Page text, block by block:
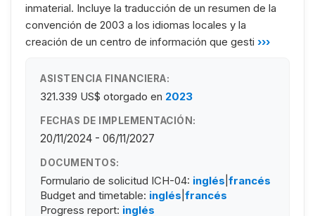
inmaterial. Incluye la traducción de un resumen de la
convención de 2003 a los idiomas locales y la
creación de un centro de información que gesti ›››
ASISTENCIA FINANCIERA:
321.339 US$ otorgado en 2023
FECHAS DE IMPLEMENTACIÓN:
20/11/2024 - 06/11/2027
DOCUMENTOS:
Formulario de solicitud ICH-04: inglés francés
Budget and timetable: inglés francés
Progress report: inglés